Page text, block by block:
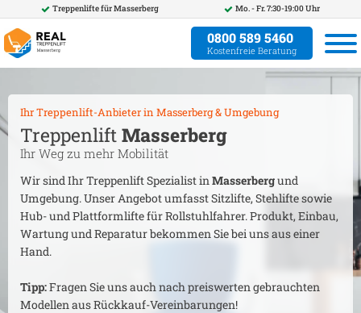
Treppenlifte fürMasserberg Mo. - Fr. 7:30-19:00 Uhr
0800 589 5460
Kostenfreie Beratung
Ihr Treppenlift-Anbieter in Masserberg& Umgebung
Treppenlift Masserberg
Ihr Weg zu mehr Mobilität
Wir sind Ihr Treppenlift Spezialist inMasserbergund
Umgebung. Unser Angebot umfasst Sitzlifte, Stehlifte sowie
Hub- und Plattformlifte für Rollstuhlfahrer. Produkt, Einbau,
Wartung und Reparatur bekommen Sie bei uns aus einer
Hand.
Tipp:Fragen Sie uns auch nach preiswerten gebrauchten
Modellen aus Rückkauf-Vereinbarungen!